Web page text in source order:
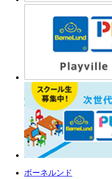
ボーネルンド